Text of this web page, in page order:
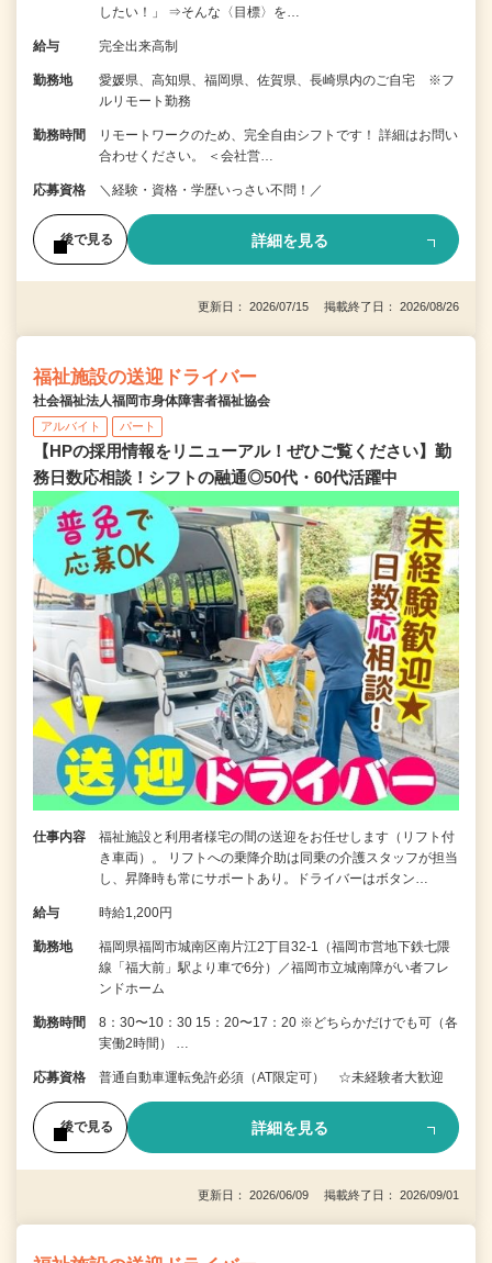
したい！」 ⇒そんな〈目標〉を…
給与 完全出来高制
勤務地
愛媛県、高知県、福岡県、佐賀県、長崎県内のご自宅 ※フ
ルリモート勤務
勤務時間
リモートワークのため、完全自由シフトです！ 詳細はお問い
合わせください。 ＜会社営…
応募資格 ＼経験・資格・学歴いっさい不問！／
後で見る 詳細を見る
更新日： 2026/07/15 掲載終了日： 2026/08/26
福祉施設の送迎ドライバー
社会福祉法人福岡市身体障害者福祉協会
アルバイト パート
【HPの採用情報をリニューアル！ぜひご覧ください】勤
務日数応相談！シフトの融通◎50代・60代活躍中
仕事内容
福祉施設と利用者様宅の間の送迎をお任せします（リフト付
き車両）。 リフトへの乗降介助は同乗の介護スタッフが担当
し、昇降時も常にサポートあり。ドライバーはボタン…
給与 時給1,200円
勤務地
福岡県福岡市城南区南片江2丁目32-1（福岡市営地下鉄七隈
線「福大前」駅より車で6分）／福岡市立城南障がい者フレ
ンドホーム
勤務時間
8：30〜10：30 15：20〜17：20 ※どちらかだけでも可（各
実働2時間） …
応募資格 普通自動車運転免許必須（AT限定可） ☆未経験者大歓迎
後で見る 詳細を見る
更新日： 2026/06/09 掲載終了日： 2026/09/01